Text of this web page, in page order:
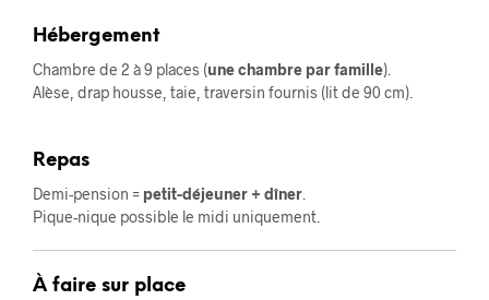
Hébergement
Chambre de 2 à 9 places (une chambre par famille).
Alèse, drap housse, taie, traversin fournis (lit de 90 cm).
Repas
Demi-pension = petit-déjeuner + dîner
Pique-nique possible le midi uniquement.
À faire sur place